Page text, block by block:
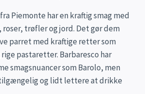
Piemonte har en kraftig smag med
trøfler og jord. Det gør dem
parret med kraftige retter som
pastaretter. Barbaresco har
smagsnuancer som Barolo, men
og lidt lettere at drikke